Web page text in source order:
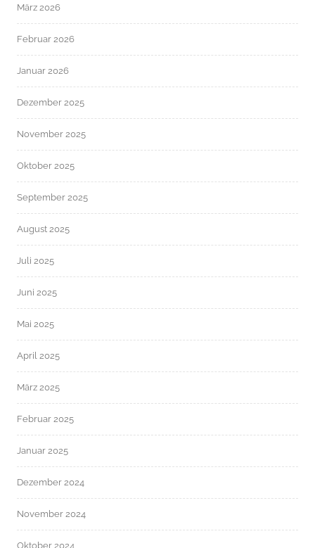
März 2026
Februar 2026
Januar 2026
Dezember 2025
November 2025
Oktober 2025
September 2025
August 2025
Juli 2025
Juni 2025
Mai 2025
April 2025
März 2025
Februar 2025
Januar 2025
Dezember 2024
November 2024
Oktober 2024